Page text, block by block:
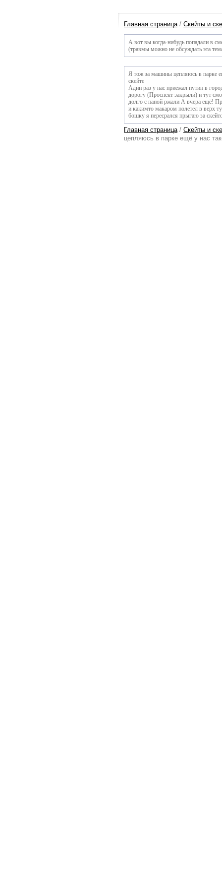
Главная страница/ Скейты и
А вот вы когда-нибудь попадали в
(травмы можно не обсуждать эта
Я тож за машины цепляюсь в парке
скейте
Адин раз у нас приежал путин в
дорогу (Проспект закрыли) и тут
долго с папой ржали А вчера ещё!
и какимто макаром полетел в верх
бошку я пересрался прыгаю за
Главная страница/ Скейты и
цепляюсь в парке ещё у нас